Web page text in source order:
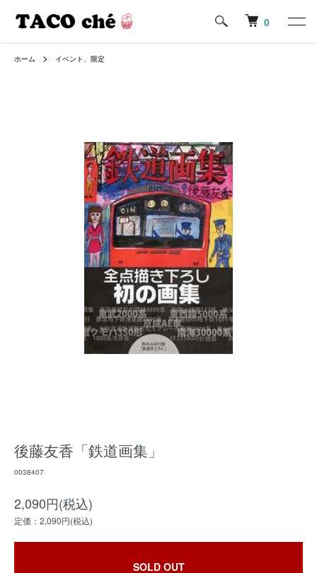
0
ホーム イベント、限定
後藤友香「鉄道画集」
0038407
2,090円(税込)
定価：2,090円(税込)
SOLD OUT